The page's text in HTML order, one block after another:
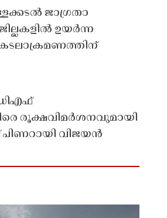
ജാഗ്രതാ
ഉയർന്ന
രൂക്ഷവിമർശനവുമായി
പിണറായി വിജയൻ